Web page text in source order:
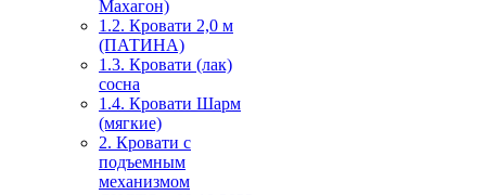
Махагон)
1.2. Кровати 2,0 м
(ПАТИНА)
1.3. Кровати (лак)
сосна
1.4. Кровати Шарм
(мягкие)
2. Кровати с
подъемным
механизмом